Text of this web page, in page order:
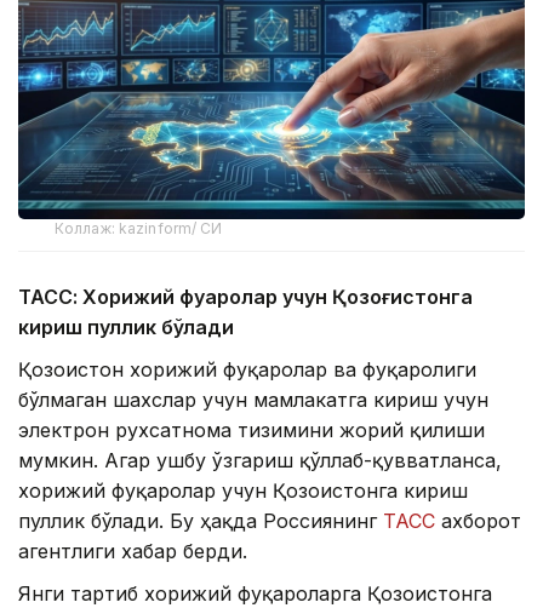
Коллаж: kazinform/ СИ
ТАСС: Хорижий фуқаролар учун Қозоғистонга
кириш пуллик бўлади
Қозоғистон хорижий фуқаролар ва фуқаролиги
бўлмаган шахслар учун мамлакатга кириш учун
электрон рухсатнома тизимини жорий қилиши
мумкин. Агар ушбу ўзгариш қўллаб-қувватланса,
хорижий фуқаролар учун Қозоғистонга кириш
пуллик бўлади. Бу ҳақда Россиянинг ТАСС ахборот
агентлиги хабар берди.
Янги тартиб хорижий фуқароларга Қозоғистонга